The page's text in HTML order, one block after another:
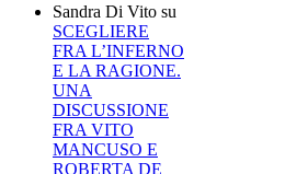
Sandra Di Vito su
SCEGLIERE
FRA L’INFERNO
E LA RAGIONE.
UNA
DISCUSSIONE
FRA VITO
MANCUSO E
ROBERTA DE